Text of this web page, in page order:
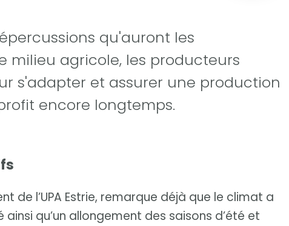
qu'auront les
milieu agricole, les producteurs
s'adapter et assurer une production
encore longtemps.
de l’UPA Estrie, remarque déjà que le climat a
qu’un allongement des saisons d’été et